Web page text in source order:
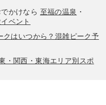
かけなら 至福の温泉 ・
ベント
はいつから？混雑ピーク予
・関西・東海エリア別スポ